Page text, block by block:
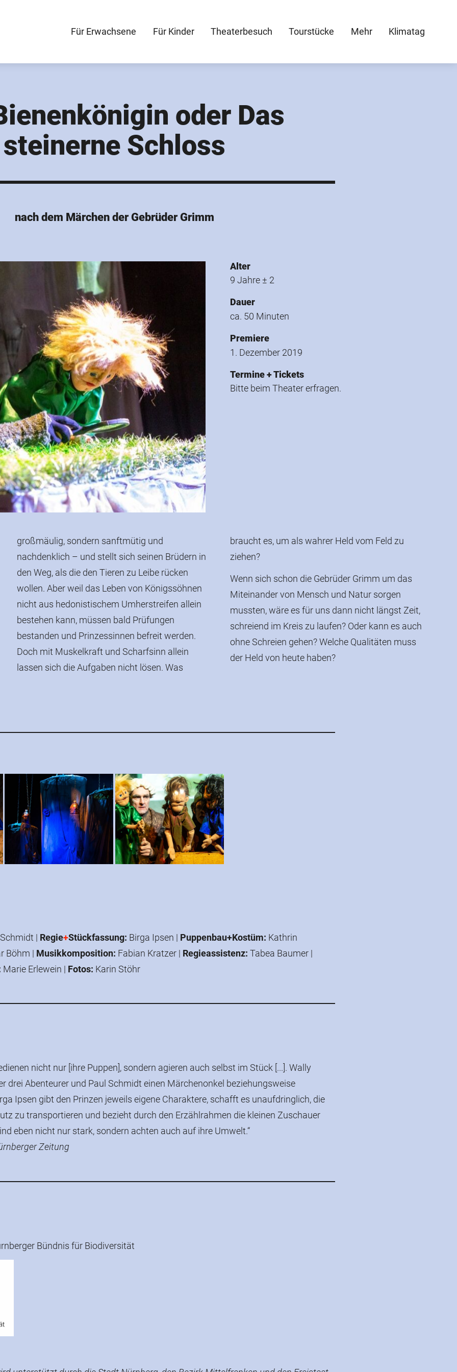
oder Das
steinerne Schloss
nach dem Märchen der Gebrüder Grimm
Alter
9 Jahre ± 2
Dauer
ca. 50 Minuten
Premiere
1. Dezember 2019
Termine + Tickets
Bitte beim Theater erfragen.
ziehen?
Wenn sich schon die Gebrüder Grimm um das
Miteinander von Mensch und Natur sorgen
mussten, wäre es für uns dann nicht längst Zeit,
schreiend im Kreis zu laufen? Oder kann es auch
ohne Schreien gehen? Welche Qualitäten muss
der Held von heute haben?
| Regie+Stückfassung: Birga Ipsen | Puppenbau+Kostüm: Kathrin
Böhm | Musikkomposition: Fabian Kratzer | Regieassistenz: Tabea Baumer |
Marie Erlewein | Fotos: Karin Stöhr
nicht nur [ihre Puppen], sondern agieren auch selbst im Stück [...]. Wally
drei Abenteurer und Paul Schmidt einen Märchenonkel beziehungsweise
Ipsen gibt den Prinzen jeweils eigene Charaktere, schafft es unaufdringlich, die
zu transportieren und bezieht durch den Erzählrahmen die kleinen Zuschauer
eben nicht nur stark, sondern achten auch auf ihre Umwelt.“
Zeitung
Bündnis für Biodiversität
Für Erwachsene Für Kinder Theaterbesuch Tourstücke Mehr Klimatag